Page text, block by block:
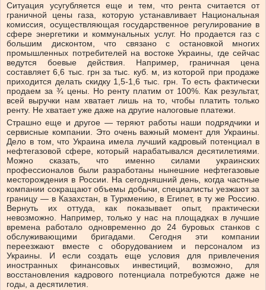
Ситуация усугубляется еще и тем, что рента считается от
граничной цены газа, которую устанавливает Национальная
комиссия, осуществляющая государственное регулирование в
сфере энергетики и коммунальных услуг. Но продается газ с
большим дисконтом, что связано с остановкой многих
промышленных потребителей на востоке Украины, где сейчас
ведутся боевые действия. Например, граничная цена
составляет 6,6 тыс. грн за тыс. куб. м, из которой при продаже
приходится делать скидку 1,5-1,6 тыс. грн. То есть фактически
продаем за ¾ цены. Но ренту платим от 100%. Как результат,
всей выручки нам хватает лишь на то, чтобы платить только
ренту. Не хватает уже даже на другие налоговые платежи.
Страшно еще и другое —теряют работы наши подрядчики и
сервисные компании. Это очень важный момент для Украины.
Дело в том, что Украина имела лучший кадровый потенциал в
нефтегазовой сфере, который нарабатывался десятилетиями.
Можно сказать, что именно силами украинских
профессионалов были разработаны нынешние нефтегазовые
месторождения в России. На сегодняшний день, когда частные
компании сокращают объемы добычи, специалисты уезжают за
границу — в Казахстан, в Туркмению, в Египет, в ту же Россию.
Вернуть их оттуда, как показывает опыт, практически
невозможно. Например, только у нас на площадках в лучшие
времена работало одновременно до 24 буровых станков с
обслуживающими бригадами. Сегодня эти компании
переезжают вместе с оборудованием и персоналом из
Украины. И если создать еще условия для привлечения
иностранных финансовых инвестиций, возможно, для
восстановления кадрового потенциала потребуются даже не
годы, а десятилетия.